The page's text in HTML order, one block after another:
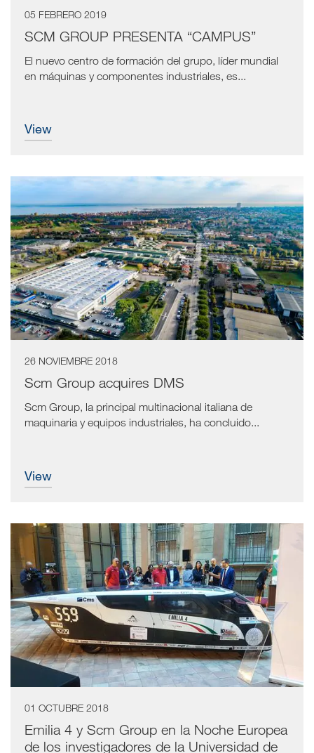
05 FEBRERO 2019
SCM GROUP PRESENTA “CAMPUS”
El nuevo centro de formación del grupo, líder mundial
en máquinas y componentes industriales, es...
view
26 NOVIEMBRE 2018
Scm Group acquires DMS
Scm Group, la principal multinacional italiana de
maquinaria y equipos industriales, ha concluido...
view
01 OCTUBRE 2018
Emilia 4 y Scm Group en la Noche Europea
de los investigadores de la Universidad de